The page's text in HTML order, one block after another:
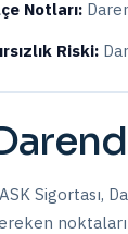
Notları:
Riski:
Sigortası,